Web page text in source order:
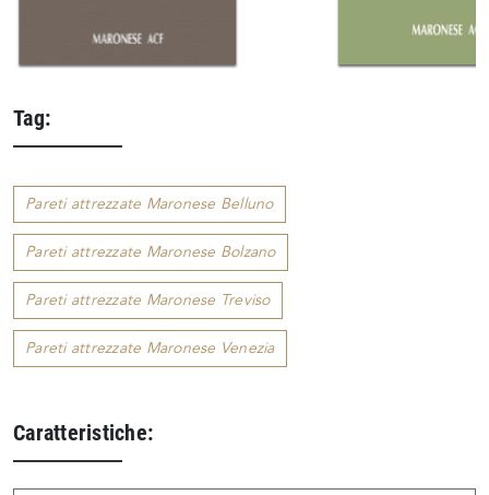
Tag:
Pareti attrezzate Maronese Belluno
Pareti attrezzate Maronese Bolzano
Pareti attrezzate Maronese Treviso
Pareti attrezzate Maronese Venezia
Caratteristiche: